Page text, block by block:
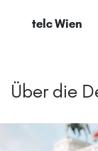
telc Wien
Über die